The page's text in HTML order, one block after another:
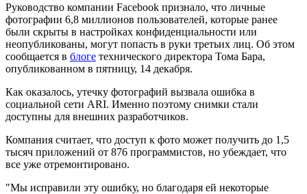
Руководство компании Facebook признало, что личные
фотографии 6,8 миллионов пользователей, которые ранее
были скрыты в настройках конфиденциальности или
неопубликованы, могут попасть в руки третьих лиц. Об этом
сообщается в блоге технического директора Тома Бара,
опубликованном в пятницу, 14 декабря.
Как оказалось, утечку фотографий вызвала ошибка в
социальной сети ARI. Именно поэтому снимки стали
доступны для внешних разработчиков.
Компания считает, что доступ к фото может получить до 1,5
тысяч приложений от 876 программистов, но убеждает, что
все уже отремонтировано.
"Мы исправили эту ошибку, но благодаря ей некоторые